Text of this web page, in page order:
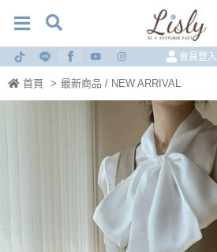
會員登入
首頁 > 最新商品 / NEW ARRIVAL